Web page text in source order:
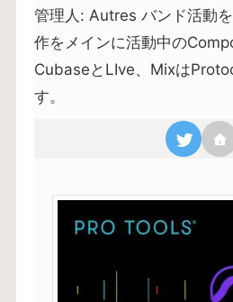
管理人: Autres バンド活動
作をメインに活動中の
CubaseとLIve、Mixは
す。